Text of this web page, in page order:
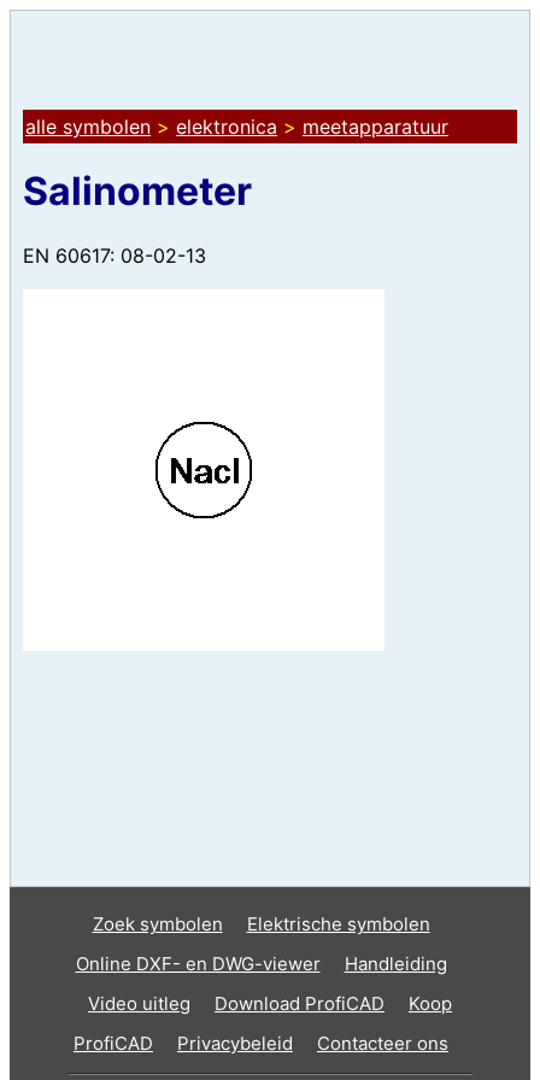
alle symbolen > elektronica > meetapparatuur
Salinometer
EN 60617: 08-02-13
Zoek symbolen
Elektrische symbolen
Online DXF- en DWG-viewer
Handleiding
Video uitleg
Download ProfiCAD
Koop
ProfiCAD
Privacybeleid Contacteer ons